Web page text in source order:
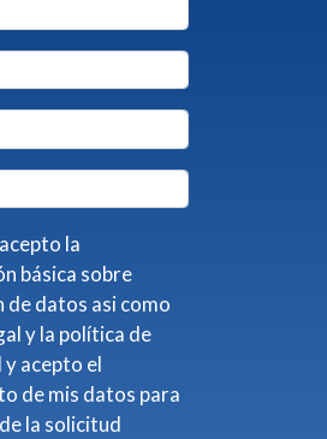
la
básica sobre
asi como
de
de mis datos para
la solicitud